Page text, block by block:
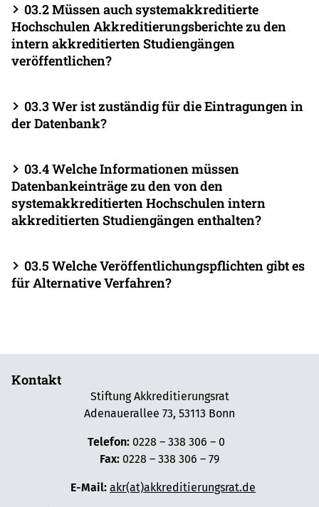
03.2 Müssen auch systemakkreditierte
Hochschulen Akkreditierungsberichte zu den
intern akkreditierten Studiengängen
veröffentlichen?
03.3 Wer ist zuständig für die Eintragungen in
der Datenbank?
03.4 Welche Informationen müssen
Datenbankeinträge zu den von den
systemakkreditierten Hochschulen intern
akkreditierten Studiengängen enthalten?
03.5 Welche Veröffentlichungspflichten gibt es
für Alternative Verfahren?
Kontakt
Stiftung Akkreditierungsrat
Adenauerallee 73, 53113 Bonn
Telefon:0228 – 338 306 – 0
Fax: 0228 – 338 306 – 79
E-Mail: akr(at)akkreditierungsrat.de